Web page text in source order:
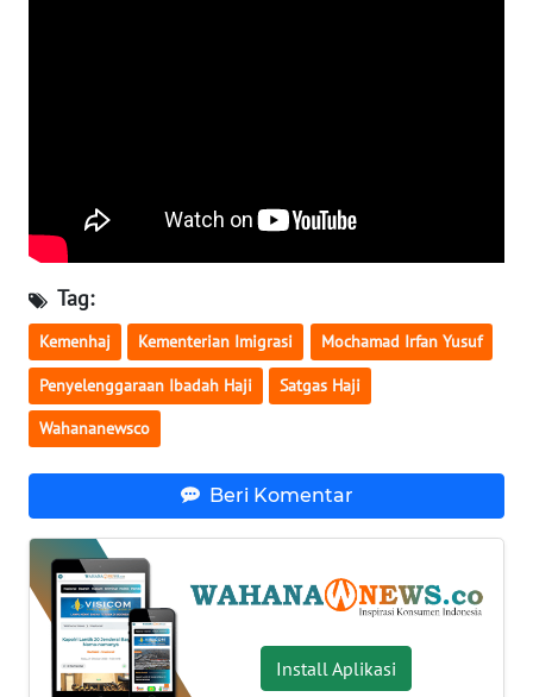
Tag:
Kemenhaj Kementerian Imigrasi Mochamad Irfan Yusuf
Penyelenggaraan Ibadah Haji Satgas Haji
Wahananewsco
Beri Komentar
Install Aplikasi
TOBA
NIAS
WN
LANGKAT
WN
TANJUNG
LESUNG
WN